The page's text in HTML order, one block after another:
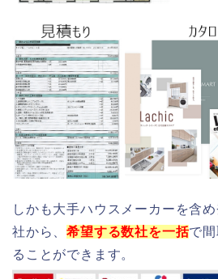
しかも大手ハウスメーカーを含
社から、希望する数社を一括で
ることができます。